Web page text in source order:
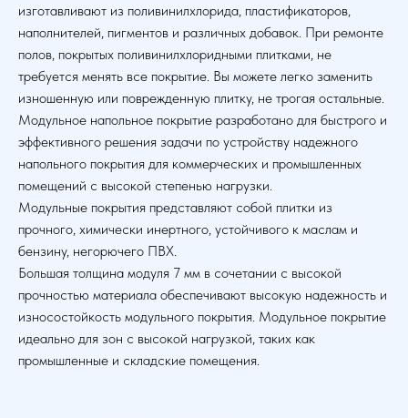
изготавливают из поливинилхлорида, пластификаторов,
наполнителей, пигментов и различных добавок. При ремонте
полов, покрытых поливинилхлоридными плитками, не
требуется менять все покрытие. Вы можете легко заменить
изношенную или поврежденную плитку, не трогая остальные.
Модульное напольное покрытие разработано для быстрого и
эффективного решения задачи по устройству надежного
напольного покрытия для коммерческих и промышленных
помещений с высокой степенью нагрузки.
Модульные покрытия представляют собой плитки из
прочного, химически инертного, устойчивого к маслам и
бензину, негорючего ПВХ.
Большая толщина модуля 7 мм в сочетании с высокой
прочностью материала обеспечивают высокую надежность и
износостойкость модульного покрытия. Модульное покрытие
идеально для зон с высокой нагрузкой, таких как
промышленные и складские помещения.